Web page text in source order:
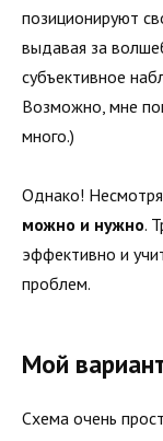
позиционируют
выдавая за
субъективное
Возможно, мне
много.)
Однако! Несмотря
можно и нужно.
эффективно и
проблем.
Мой
Схема очень